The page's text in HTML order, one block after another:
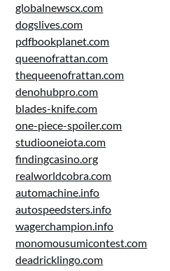
globalnewscx.com
dogslives.com
pdfbookplanet.com
queenofrattan.com
thequeenofrattan.com
denohubpro.com
blades-knife.com
one-piece-spoiler.com
studiooneiota.com
findingcasino.org
realworldcobra.com
automachine.info
autospeedsters.info
wagerchampion.info
monomousumicontest.com
deadricklingo.com